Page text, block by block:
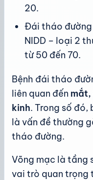
20.
Đái tháo đường
NIDD – loại 2
từ 50 đến 70.
Bệnh đái tháo
liên quan đến mắt,
kinh. Trong số
là vấn đề thường
tháo đường.
Võng mạc là tầng
vai trò quan trọng